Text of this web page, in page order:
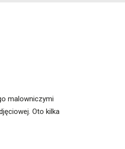
malowniczymi
Oto kilka